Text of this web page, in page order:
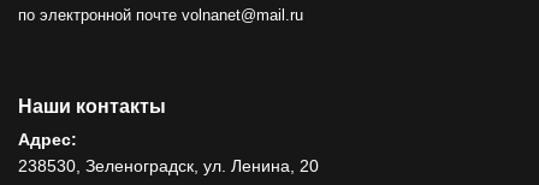
по электронной почте volnanet@mail.ru
Наши контакты
Адрес:
238530, Зеленоградск, ул. Ленина, 20